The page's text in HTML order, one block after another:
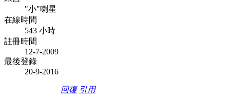
"小"喇星
在線時間
543 小時
註冊時間
12-7-2009
最後登錄
20-9-2016
回復 引用